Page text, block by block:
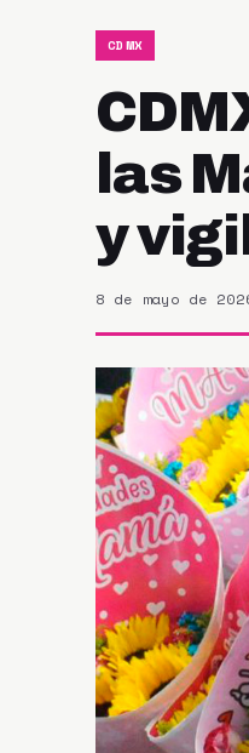
CDMX
las
y
8 de mayo de